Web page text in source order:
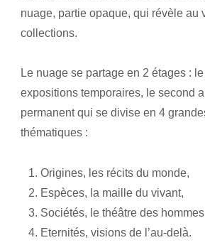
nuage, partie opaque, qui révèle au
collections.
Le nuage se partage en 2 étages :
expositions temporaires, le second
permanent qui se divise en 4
thématiques :
Origines, les récits du monde,
Espèces, la maille du vivant,
Sociétés, le théâtre des
Eternités, visions de l’au-delà.